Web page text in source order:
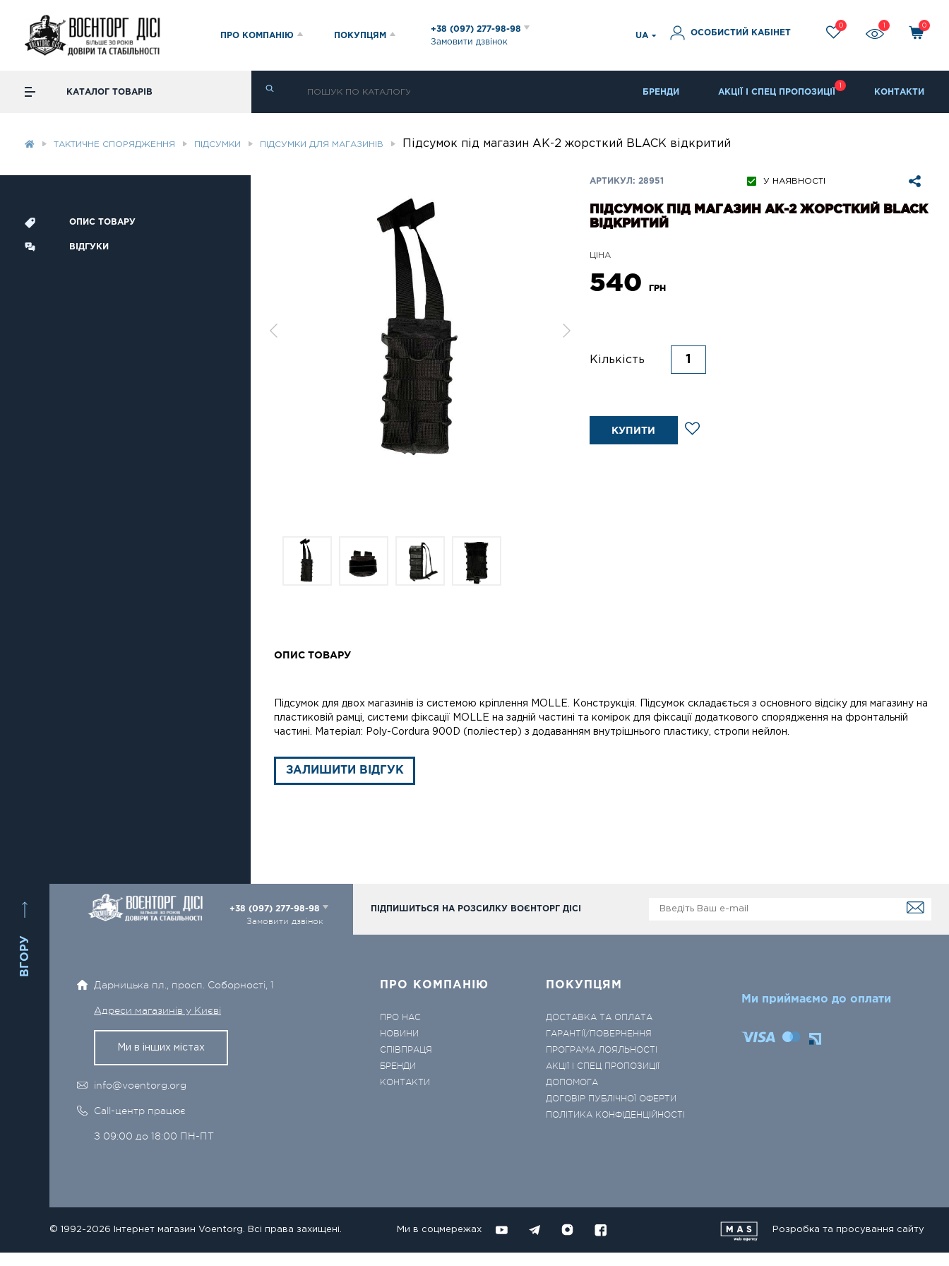
ПРО КОМПАНІЮ ПОКУПЦЯМ
+38 (097) 277-98-98
Замовити дзвінок
UA ОСОБИСТИЙ КАБІНЕТ
0 0
КАТАЛОГ ТОВАРІВ БРЕНДИ АКЦІЇ І СПЕЦ ПРОПОЗИЦІЇ КОНТАКТИ
ТАКТИЧНЕ СПОРЯДЖЕННЯ ПІДСУМКИ ПІДСУМКИ ДЛЯ МАГАЗИНІВ Підсумок під магазин АК-2 жорсткий BLACK відкритий
ОПИС ТОВАРУ
ВІДГУКИ
АРТИКУЛ: 28951 У НАЯВНОСТІ
ПІДСУМОК ПІД МАГАЗИН АК-2 ЖОРСТКИЙ BLACK
ВІДКРИТИЙ
ЦІНА
540 ГРН
Кількість
КУПИТИ
ОПИС ТОВАРУ
Підсумок для двох магазинів із системою кріплення MOLLE. Конструкція. Підсумок складається з основного відсіку для магазину на
пластиковій рамці, системи фіксації MOLLE на задній частині та комірок для фіксації додаткового спорядження на фронтальній
частині. Матеріал: Poly-Cordura 900D (поліестер) з додаванням внутрішнього пластику, стропи нейлон.
ЗАЛИШИТИ ВІДГУК
ВГОРУ
+38 (097) 277-98-98
Замовити дзвінок
ПІДПИШИТЬСЯ НА РОЗСИЛКУ ВОЄНТОРГ ДІСІ
Дарницька пл., просп. Соборності, 1
Адреси магазинів у Києві
Ми в інших містах
info@voentorg.org
Call-центр працює
З 09:00 до 18:00 ПН-ПТ
ПРО КОМПАНІЮ
ПРО НАС
НОВИНИ
СПІВПРАЦЯ
БРЕНДИ
КОНТАКТИ
ПОКУПЦЯМ
ДОСТАВКА ТА ОПЛАТА
ГАРАНТІЇ/ПОВЕРНЕННЯ
ПРОГРАМА ЛОЯЛЬНОСТІ
АКЦІЇ І СПЕЦ ПРОПОЗИЦІЇ
ДОПОМОГА
ДОГОВІР ПУБЛІЧНОЇ ОФЕРТИ
ПОЛІТИКА КОНФІДЕНЦІЙНОСТІ
Ми приймаємо до оплати
© 1992-2026 Інтернет магазин Voentorg. Всі права захищені. Ми в соцмережах Розробка та просування сайту